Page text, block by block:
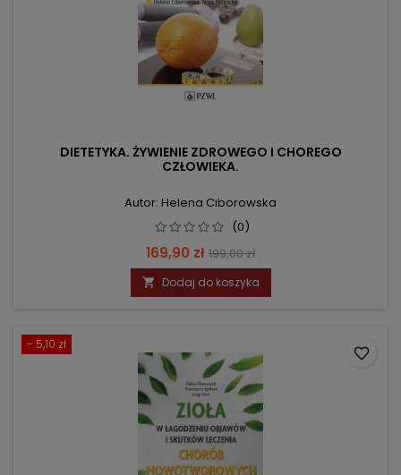
DIETETYKA. ŻYWIENIE ZDROWEGO I CHOREGO
CZŁOWIEKA.
Autor: Helena Ciborowska
(0)
Cena
169,90 zł Cena
podstawowa
199,00 zł
 Dodaj do koszyka
- 5,10 zł
favorite_border